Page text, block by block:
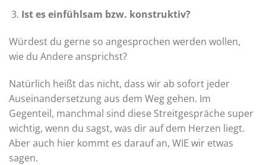
Ist es einfühlsam bzw. konstruktiv?
Würdest du gerne so angesprochen werden wollen,
wie du Andere ansprichst?
Natürlich heißt das nicht, dass wir ab sofort jeder
Auseinandersetzung aus dem Weg gehen. Im
Gegenteil, manchmal sind diese Streitgespräche super
wichtig, wenn du sagst, was dir auf dem Herzen liegt.
Aber auch hier kommt es darauf an, WIE wir etwas
sagen.